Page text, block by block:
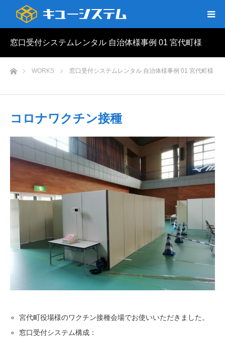
窓口受付システムレンタル 自治体様事例 01 宮代町様
ホームWORKS 窓口受付システムレンタル 自治体様事例 01 宮代町様
コロナワクチン接種
宮代町役場様のワクチン接種会場でお使いいただきました。
窓口受付システム構成：